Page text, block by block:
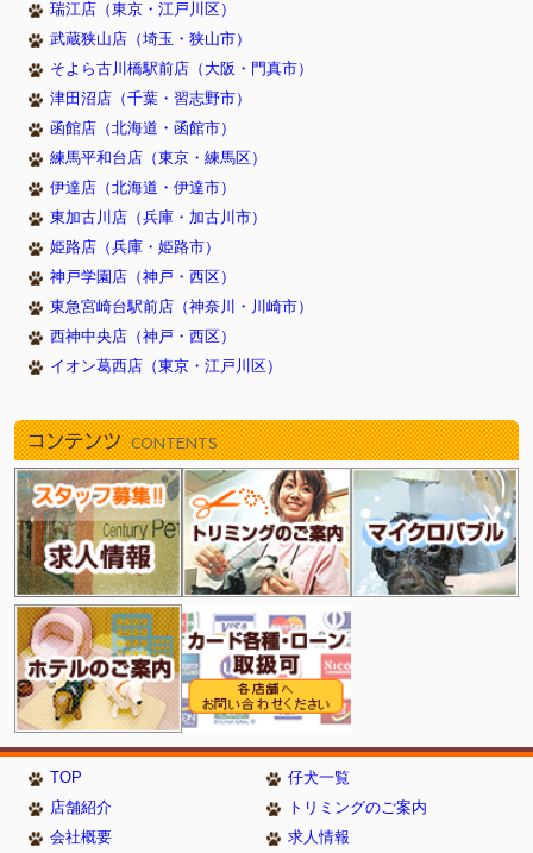
瑞江店（東京・江戸川区）
武蔵狭山店（埼玉・狭山市）
そよら古川橋駅前店（大阪・門真市）
津田沼店（千葉・習志野市）
函館店（北海道・函館市）
練馬平和台店（東京・練馬区）
伊達店（北海道・伊達市）
東加古川店（兵庫・加古川市）
姫路店（兵庫・姫路市）
神戸学園店（神戸・西区）
東急宮崎台駅前店（神奈川・川崎市）
西神中央店（神戸・西区）
イオン葛西店（東京・江戸川区）
コンテンツ CONTENTS
TOP
仔犬一覧
店舗紹介
トリミングのご案内
会社概要
求人情報